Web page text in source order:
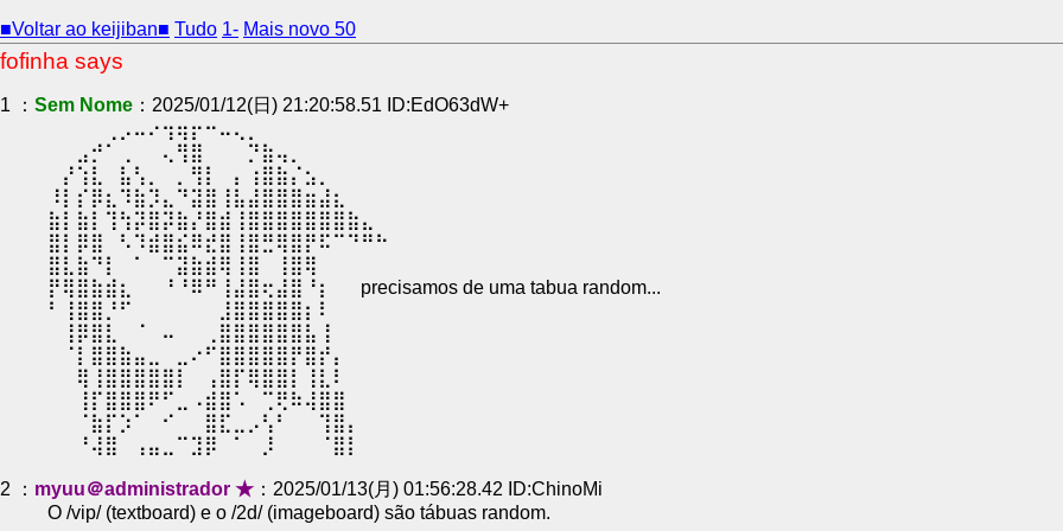
■Voltar ao keijiban■ Tudo 1- Mais novo 50
fofinha says
1 ： Sem Nome ：2025/01/12(日) 21:20:58.51 ID:EdO63dW+
⠀⠀⠀⠀⢀⡠⠤⠔⢲⢶⡖⠒⠤⢄⡀⠀⠀⠀⠀⠀⠀⠀⠀⠀
⠀⠀⣠⡚⠁⢀⠀⠀⢄⢻⣿⠀⠀⠀⡙⣷⢤⡀⠀⠀⠀⠀⠀⠀
⠀⡜⢱⣇⠀⣧⢣⡀⠀⡀⢻⡇⠀⡄⢰⣿⣷⡌⣢⡀⠀⠀⠀⠀
⠸⡇⡎⡿⣆⠹⣷⡹⣄⠙⣽⣿⢸⣧⣼⣿⣿⣿⣶⣼⣆⠀⠀⠀
⣷⡇⣷⡇⢹⢳⡽⣿⡽⣷⡜⣿⣾⢸⣿⣿⣿⣿⣿⣿⣿⣷⣄⠀
⣿⡇⡿⣿⠀⠣⠹⣾⣿⣮⠿⣞⣿⢸⣿⣛⢿⣿⡟⠯⠉⠙⠛⠓
⣿⣇⣷⠙⡇⠀⠁⠀⠉⣽⣷⣾⢿⢸⣿⠀⢸⣿⢿⠀⠀⠀⠀⠀
⡟⢿⣿⣷⣾⣆⠀⠀⠘⠘⠿⠛⢸⣼⣿⢖⣼⣿⠘⡆⠀⠀precisamos de uma tabua random...⠀⠀⠀
⠃⢸⣿⣿⡘⠋⠀⠀⠀⠀⠀⠀⣸⣿⣿⣿⣿⣿⡆⠇⠀⠀⠀⠀
⠀⢸⡿⣿⣇⠀⠈⠀⠤⠀⠀⢀⣿⣿⣿⣿⣿⣿⣧⢸⠀⠀⠀⠀
⠀⠈⡇⣿⣿⣷⣤⣀⠀⣀⠔⠋⣿⣿⣿⣿⣿⡟⣿⡞⡄⠀⠀⠀
⠀⠀⢿⢸⣿⣿⣿⣿⣿⡇⠀⢠⣿⡏⢿⣿⣿⡇⢸⣇⠇⠀⠀⠀
⠀⠀⢸⡏⣿⣿⣿⠟⠋⣀⠠⣾⣿⠡⠀⢉⢟⠷⢼⣿⣿⠀⠀⠀
⠀⠀⠈⣷⡏⡱⠁⠀⠊⠀⠀⣿⣏⣀⡠⢣⠃⠀⠀⢹⣿⡄⠀⠀
⠀⠀⠘⢼⣿⠀⢠⣤⣀⠉⣹⡿⠀⠁⠀⡸⠀⠀⠀⠈⣿⡇⠀⠀
2 ： myuu＠administrador ★ ：2025/01/13(月) 01:56:28.42 ID:ChinoMi
O /vip/ (textboard) e o /2d/ (imageboard) são tábuas random.